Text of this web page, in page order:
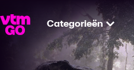
Categorieën